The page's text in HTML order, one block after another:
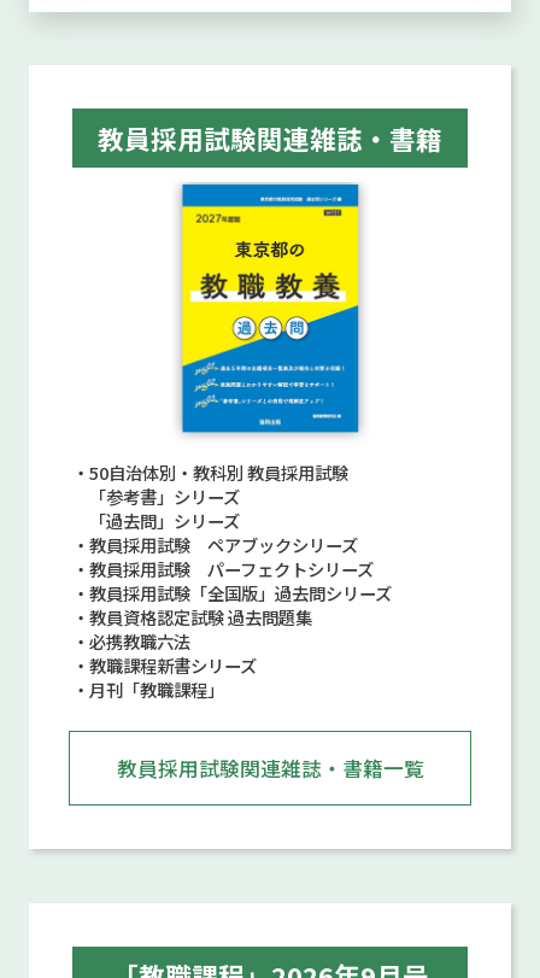
教員採用試験関連雑誌・書籍
・50自治体別・教科別 教員採用試験
「参考書」シリーズ
「過去問」シリーズ
・教員採用試験 ペアブックシリーズ
・教員採用試験 パーフェクトシリーズ
・教員採用試験「全国版」過去問シリーズ
・教員資格認定試験 過去問題集
・必携教職六法
・教職課程新書シリーズ
・月刊「教職課程」
教員採用試験関連雑誌・書籍一覧